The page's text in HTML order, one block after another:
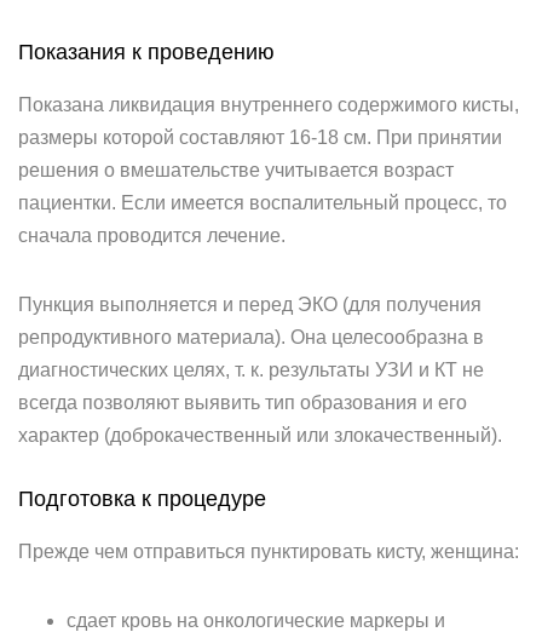
Показания к проведению
Показана ликвидация внутреннего содержимого кисты,
размеры которой составляют 16-18 см. При принятии
решения о вмешательстве учитывается возраст
пациентки. Если имеется воспалительный процесс, то
сначала проводится лечение.
Пункция выполняется и перед ЭКО (для получения
репродуктивного материала). Она целесообразна в
диагностических целях, т. к. результаты УЗИ и КТ не
всегда позволяют выявить тип образования и его
характер (доброкачественный или злокачественный).
Подготовка к процедуре
Прежде чем отправиться пунктировать кисту, женщина:
сдает кровь на онкологические маркеры и